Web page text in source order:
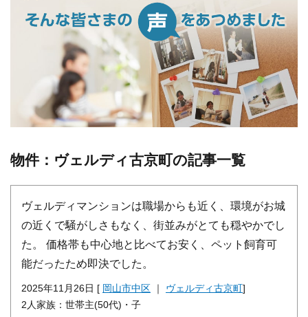
物件：ヴェルディ古京町の記事一覧
ヴェルディマンションは職場からも近く、環境がお城
の近くで騒がしさもなく、街並みがとても穏やかでし
た。 価格帯も中心地と比べてお安く、ペット飼育可
能だったため即決でした。
2025年11月26日 [ 岡山市中区 ｜ ヴェルディ古京町]
2人家族：世帯主(50代)・子